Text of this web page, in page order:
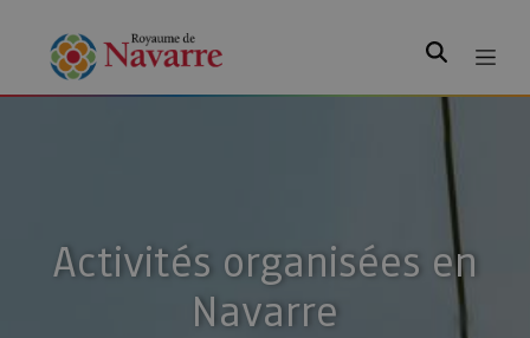
Rechercher
Activités organisées en
Navarre